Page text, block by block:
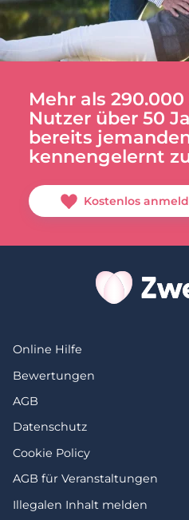
Mehr als
Nutzer über 50
bereits
kennengelernt
Kostenlos
Online Hilfe
Bewertungen
AGB
Datenschutz
Cookie Policy
AGB für Veranstaltungen
Illegalen Inhalt melden